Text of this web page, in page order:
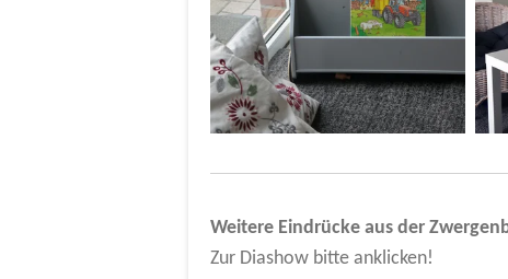
Weitere Eindrücke aus der
Zur Diashow bitte anklicken!